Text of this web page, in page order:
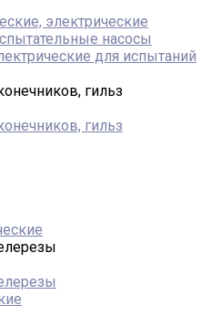
электрические
насосы
для испытаний
гильз
гильз